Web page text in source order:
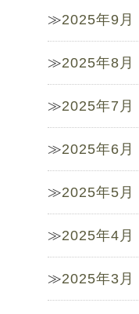
2025年9月
2025年8月
2025年7月
2025年6月
2025年5月
2025年4月
2025年3月